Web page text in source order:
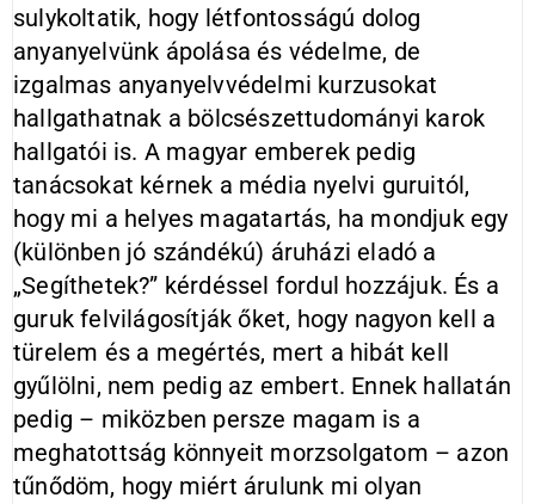
sulykoltatik, hogy létfontosságú dolog
anyanyelvünk ápolása és védelme, de
izgalmas anyanyelvvédelmi kurzusokat
hallgathatnak a bölcsészettudományi karok
hallgatói is. A magyar emberek pedig
tanácsokat kérnek a média nyelvi guruitól,
hogy mi a helyes magatartás, ha mondjuk egy
(különben jó szándékú) áruházi eladó a
„Segíthetek?” kérdéssel fordul hozzájuk. És a
guruk felvilágosítják őket, hogy nagyon kell a
türelem és a megértés, mert a hibát kell
gyűlölni, nem pedig az embert. Ennek hallatán
pedig – miközben persze magam is a
meghatottság könnyeit morzsolgatom – azon
tűnődöm, hogy miért árulunk mi olyan